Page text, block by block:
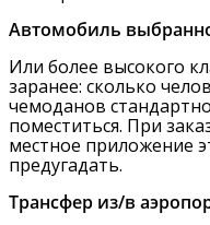
Автомобиль
Или более высокого
заранее: сколько
чемоданов
поместиться. При
местное приложение
предугадать.
Трансфер из/в